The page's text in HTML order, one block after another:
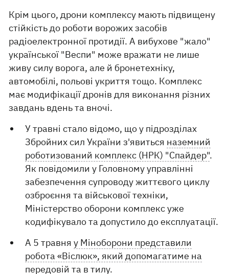
Крім цього, дрони комплексу мають підвищену
стійкість до роботи ворожих засобів
радіоелектронної протидії. А вибухове "жало"
української "Веспи" може вражати не лише
живу силу ворога, але й бронетехніку,
автомобілі, польові укриття тощо. Комплекс
має модифікації дронів для виконання різних
завдань вдень та вночі.
У травні стало відомо, що у підрозділах
Збройних сил України з'явиться наземний
роботизований комплекс (НРК) "Спайдер".
Як повідомили у Головному управлінні
забезпечення супроводу життєвого циклу
озброєння та військової техніки,
Міністерство оборони комплекс уже
кодифікувало та допустило до експлуатації.
А 5 травняу Міноборони представили
робота «Віслюк», який допомагатиме на
передовій та в тилу.